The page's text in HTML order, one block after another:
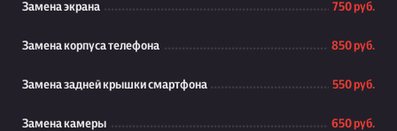
Замена экрана 750 руб.
Замена корпуса телефона 850 руб.
Замена задней крышки смартфона 550 руб.
Замена камеры 650 руб.